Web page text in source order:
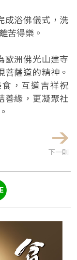
成浴佛儀式，洗
苦得樂。
歐洲佛光山建寺
薩道的精神。
，互道吉祥祝
善緣，更凝聚社
下一則